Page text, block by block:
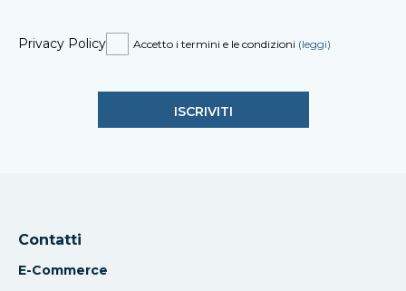
Privacy Policy Accetto i termini e le condizioni (leggi)
Contatti
E-Commerce